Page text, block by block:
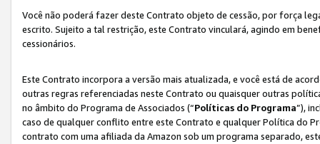
Você não poderá fazer deste Contrato objeto de cessão, por força
escrito. Sujeito a tal restrição, este Contrato vinculará, agindo em
cessionários.
Este Contrato incorpora a versão mais atualizada, e você está de
outras regras referenciadas neste Contrato ou quaisquer outras
no âmbito do Programa de Associados (“Políticas do Programa”),
caso de qualquer conflito entre este Contrato e qualquer Política do
contrato com uma afiliada da Amazon sob um programa separado,